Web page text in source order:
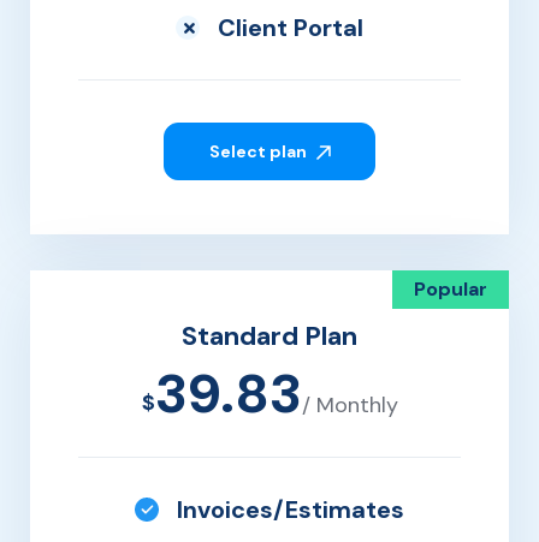
Client Portal
Select plan
Popular
Standard Plan
$39.83/ Monthly
Invoices/Estimates